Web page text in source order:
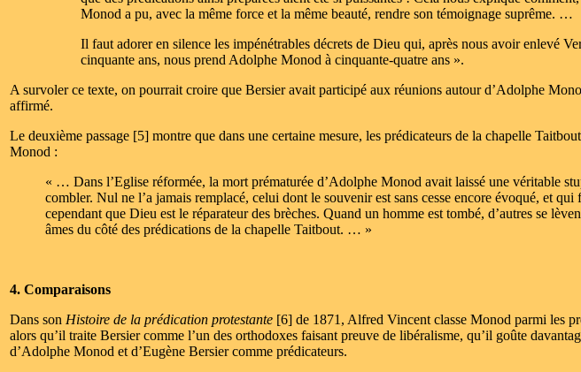
Monod a pu, avec la même force et la même beauté, rendre son témoignage suprême. …
Il faut adorer en silence les impénétrables décrets de Dieu qui, après nous avoir enlevé
cinquante ans, nous prend Adolphe Monod à cinquante-quatre ans ».
A survoler ce texte, on pourrait croire que Bersier avait participé aux réunions autour d’Adolphe
affirmé.
Le deuxième passage [5] montre que dans une certaine mesure, les prédicateurs de la chapelle
Monod :
« … Dans l’Eglise réformée, la mort prématurée d’Adolphe Monod avait laissé une véritable
combler. Nul ne l’a jamais remplacé, celui dont le souvenir est sans cesse encore évoqué, et
cependant que Dieu est le réparateur des brèches. Quand un homme est tombé, d’autres se
âmes du côté des prédications de la chapelle Taitbout. … »
4. Comparaisons
Dans son Histoire de la prédication protestante [6] de 1871, Alfred Vincent classe Monod parmi les
alors qu’il traite Bersier comme l’un des orthodoxes faisant preuve de libéralisme, qu’il goûte
d’Adolphe Monod et d’Eugène Bersier comme prédicateurs.